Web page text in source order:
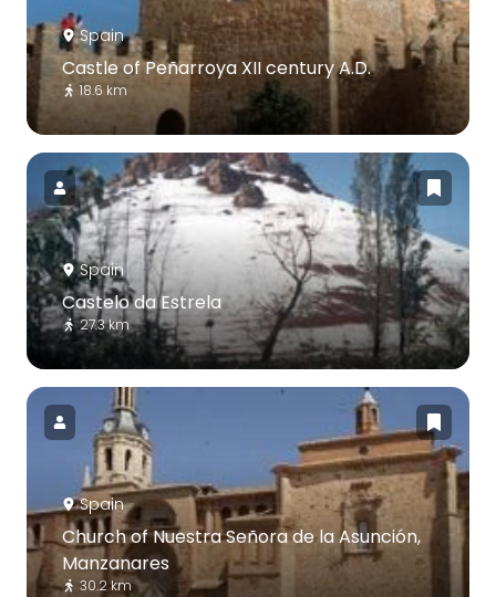
Spain
Castle of Peñarroya XII century A.D.
18.6 km
Spain
Castelo da Estrela
27.3 km
Spain
Church of Nuestra Señora de la Asunción,
Manzanares
30.2 km